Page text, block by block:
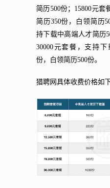
简历500份；15800元
简历350份，白领简历
持下载中高端人才简历
30000元套餐，支持
份，白领简历500份。
猎聘网具体收费价格如